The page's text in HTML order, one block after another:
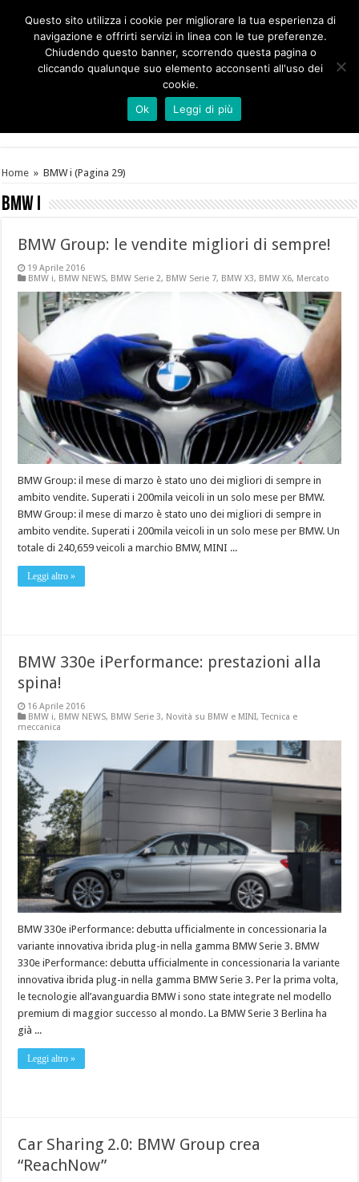
Home » BMW i (Pagina 29)
BMW i
BMW Group: le vendite migliori di sempre!
19 Aprile 2016
BMW i, BMW NEWS, BMW Serie 2, BMW Serie 7, BMW X3, BMW X6, Mercato
BMW Group: il mese di marzo è stato uno dei migliori di sempre in
ambito vendite. Superati i 200mila veicoli in un solo mese per BMW.
BMW Group: il mese di marzo è stato uno dei migliori di sempre in
ambito vendite. Superati i 200mila veicoli in un solo mese per BMW. Un
totale di 240,659 veicoli a marchio BMW, MINI ...
Leggi altro »
BMW 330e iPerformance: prestazioni alla
spina!
16 Aprile 2016
BMW i, BMW NEWS, BMW Serie 3, Novità su BMW e MINI,Tecnica e
meccanica
BMW 330e iPerformance: debutta ufficialmente in concessionaria la
variante innovativa ibrida plug-in nella gamma BMW Serie 3. BMW
330e iPerformance: debutta ufficialmente in concessionaria la variante
innovativa ibrida plug-in nella gamma BMW Serie 3. Per la prima volta,
le tecnologie all’avanguardia BMW i sono state integrate nel modello
premium di maggior successo al mondo. La BMW Serie 3 Berlina ha
già ...
Leggi altro »
Car Sharing 2.0: BMW Group crea
“ReachNow”
Questo sito utilizza i cookie per migliorare la tua esperienza di
navigazione e offrirti servizi in linea con le tue preferenze.
Chiudendo questo banner, scorrendo questa pagina o
cliccando qualunque suo elemento acconsenti all'uso dei
cookie.
Ok
Leggi di più